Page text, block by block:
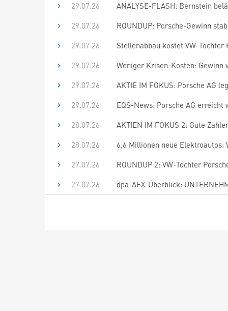
29.07.26
ANALYSE-FLASH: Bernstein
29.07.26
ROUNDUP: Porsche-Gewinn
29.07.26
Stellenabbau kostet VW-
29.07.26
Weniger Krisen-Kosten: Gewinn
29.07.26
AKTIE IM FOKUS: Porsche AG
29.07.26
EQS-News: Porsche AG
28.07.26
AKTIEN IM FOKUS 2: Gute
28.07.26
6,6 Millionen neue
27.07.26
ROUNDUP 2: VW-Tochter
27.07.26
dpa-AFX-Überblick: